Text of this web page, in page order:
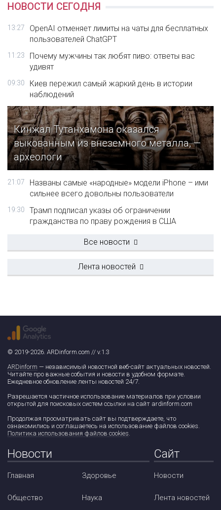
НОВОСТИ СЕГОДНЯ
13:27
OpenAI отменяет лимиты на чаты для бесплатных
пользователей ChatGPT
11:23
Почему мужчины так любят пиво: ответы вас
удивят
09:30
Киев пережил самый жаркий день в истории
наблюдений
Кинжал Тутанхамона оказался
выкованным из внеземного металла, —
археологи
21:07
Названы самые «народные» модели iPhone – ими
сильнее всего довольны пользователи
19:30
Трамп подписал указы об ограничении
гражданства по праву рождения в США
Все новости
Лента новостей
© 2019-2026. ARDinform.com // v.1.3
ARDinform — независимый новостной веб-сайт актуальных новостей.
Читайте про важные события и новости в удобном формате.
Ежедневное обновление ленты новостей 24/7.
Разрешается частичное использование материалов при условии
открытой для поисковых систем ссылки на сайт ardinform.com
Продолжая просматривать сайт вы подтверждаете, что
ознакомились и соглашаетесь на использование файлов cookies.
Политика использования файлов cookies.
Новости
Главная
Общество
Здоровье
Наука
Сайт
Новости
Лента новостей